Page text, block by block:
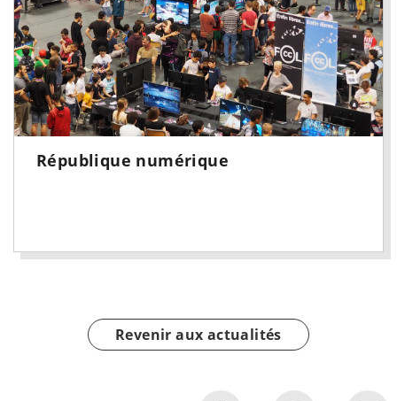
République numérique
Revenir aux actualités